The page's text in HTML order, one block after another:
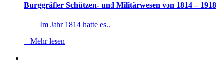
Burggräfler Schützen- und Militärwesen von 1814 – 1918
Im Jahr 1814 hatte es...
+ Mehr lesen